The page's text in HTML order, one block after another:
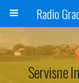
Servisne